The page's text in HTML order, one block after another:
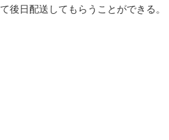
後日配送してもらうことができる。